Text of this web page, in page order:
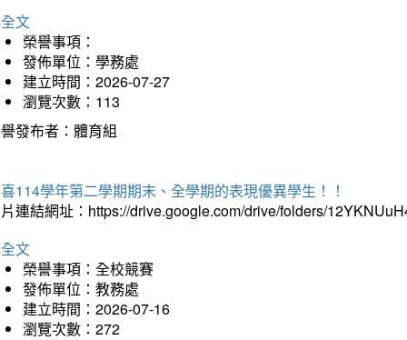
文
榮譽事項：
發佈單位：學務處
建立時間：2026-07-27
瀏覽次數：113
發布者：體育組
114學年第二學期期末、全學期的表現優異學生！！
連結網址：https://drive.google.com/drive/folders/
文
榮譽事項：全校競賽
發佈單位：教務處
建立時間：2026-07-16
瀏覽次數：272